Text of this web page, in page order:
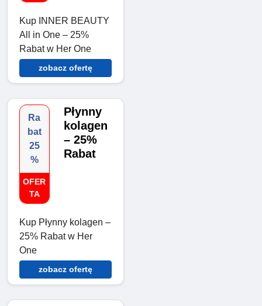
Kup INNER BEAUTY
All in One – 25%
Rabat w Her One
zobacz ofertę
Ra
bat
25
%
OFER
TA
Płynny
kolagen
– 25%
Rabat
Kup Płynny kolagen –
25% Rabat w Her
One
zobacz ofertę